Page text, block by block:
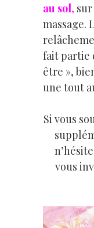
au sol,
massage.
fait partie
être »,
une tout
Si vous
vous